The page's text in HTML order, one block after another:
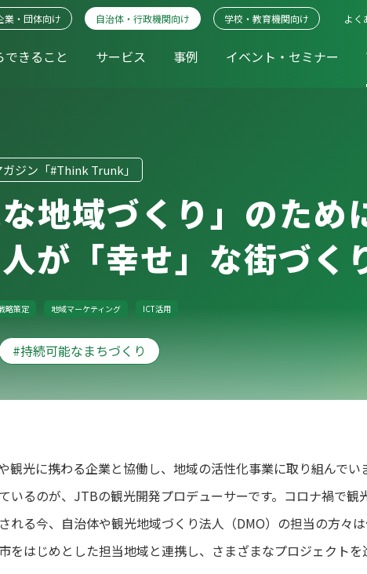
業・団体向け 自治体・行政機関向け 学校・教育機関向け よく
きること サービス 事例 イベント・セミナー
ガジン「#Think Trunk」
な地域づくり」のた
が「幸せ」な街づく
略策定 地域マーケティング ICT活用
持続可能なまちづくり
観光に携わる企業と協働し、地域の活性化事業に取り組んで
いるのが、JTBの観光開発プロデューサーです。コロナ禍で
れる今、自治体や観光地域づくり法人（DMO）の担当の方々
をはじめとした担当地域と連携し、さまざまなプロジェクト